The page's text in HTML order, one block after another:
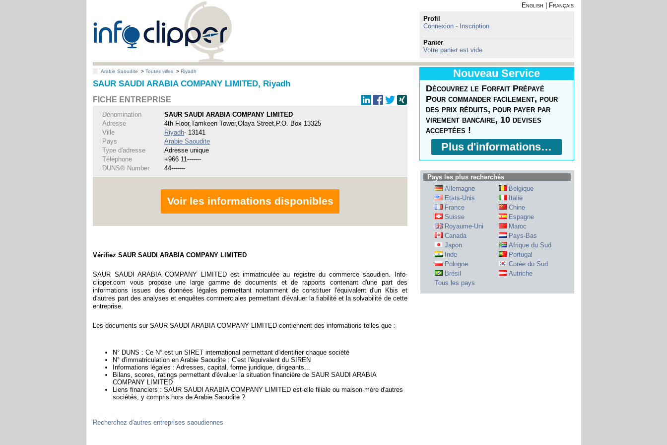
English
Français
Profil
Connexion - Inscription
Panier
Votre panier est vide
Arabie Saoudite >Toutes villes >Riyadh
SAUR SAUDI ARABIA COMPANY LIMITED, Riyadh
FICHE ENTREPRISE
Dénomination
SAUR SAUDI ARABIA COMPANY LIMITED
Adresse
4th Floor,Tamkeen Tower,Olaya Street,P.O. Box 13325
Ville
Riyadh- 13141
Pays
Arabie Saoudite
Type d'adresse
Adresse unique
Téléphone
+966 11-------
DUNS® Number
44-------
Voir les informations disponibles
Vérifiez SAUR SAUDI ARABIA COMPANY LIMITED
SAUR SAUDI ARABIA COMPANY LIMITED est immatriculée au registre du commerce saoudien. Info-
clipper.com vous propose une large gamme de documents et de rapports contenant d'une part des
informations issues des données légales permettant notamment de constituer l'équivalent d'un Kbis et
d'autres part des analyses et enquêtes commerciales permettant d'évaluer la fiabilité et la solvabilité de cette
entreprise.
Les documents sur SAUR SAUDI ARABIA COMPANY LIMITED contiennent des informations telles que :
N° DUNS : Ce N° est un SIRET international permettant d'identifier chaque société
N° d'immatriculation en Arabie Saoudite : C'est l'équivalent du SIREN
Informations légales : Adresses, capital, forme juridique, dirigeants...
Bilans, scores, ratings permettant d'évaluer la situation financière de SAUR SAUDI ARABIA
COMPANY LIMITED
Liens financiers : SAUR SAUDI ARABIA COMPANY LIMITED est-elle filiale ou maison-mère d'autres
sociétés, y compris hors de Arabie Saoudite ?
Recherchez d'autres entreprises saoudiennes
Nouveau Service
Découvrez le Forfait Prépayé
Pour commander facilement, pour
des prix réduits, pour payer par
virement bancaire, 10 devises
acceptées !
Plus d'informations…
Pays les plus recherchés
Allemagne
Belgique
Etats-Unis
Italie
France
Chine
Suisse
Espagne
Royaume-Uni
Maroc
Canada
Pays-Bas
Japon
Afrique du Sud
Inde
Portugal
Pologne
Corée du Sud
Brésil
Autriche
Tous les pays